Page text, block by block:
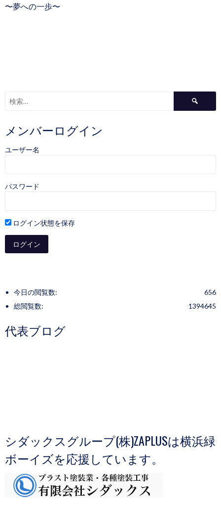
〜夢への一歩〜
メンバーログイン
ユーザー名
パスワード
ログイン状態を保存
656
今日の閲覧数:
1394645
総閲覧数:
代表ブログ
シダックスグループ(株)ZAPLUSは横浜緑
ボーイズを応援しています。